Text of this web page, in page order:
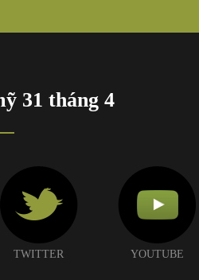
31 tháng 4
TWITTER YOUTUBE